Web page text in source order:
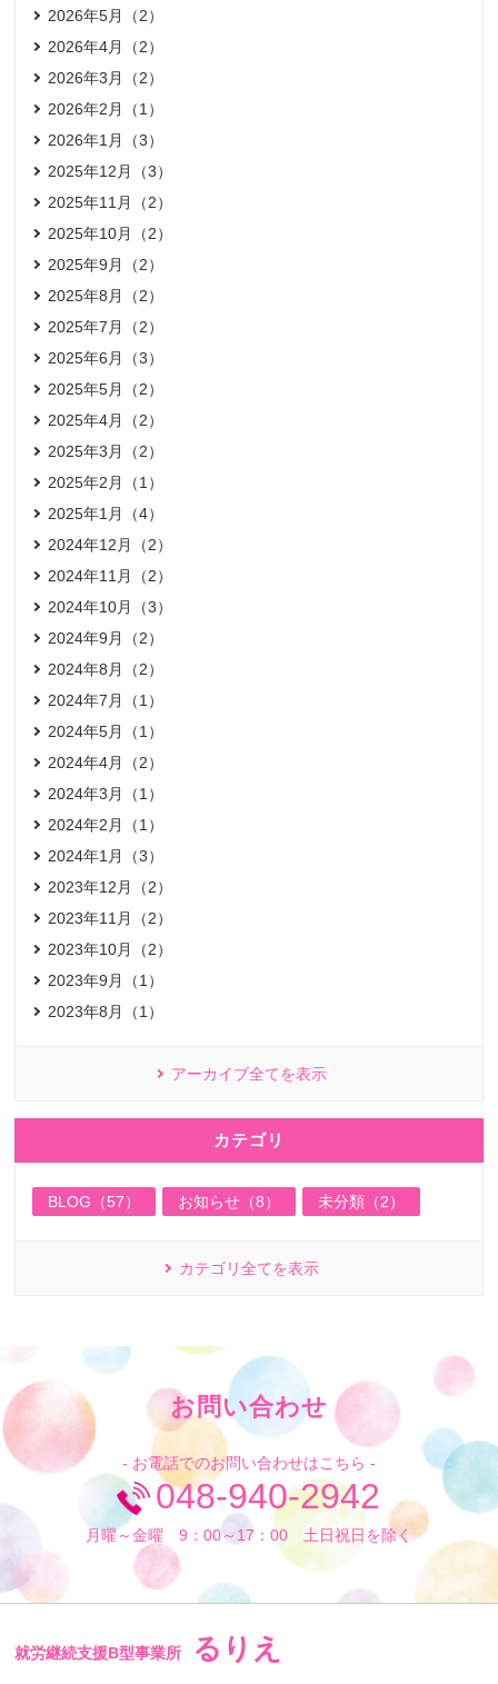
2026年5月（2）
2026年4月（2）
2026年3月（2）
2026年2月（1）
2026年1月（3）
2025年12月（3）
2025年11月（2）
2025年10月（2）
2025年9月（2）
2025年8月（2）
2025年7月（2）
2025年6月（3）
2025年5月（2）
2025年4月（2）
2025年3月（2）
2025年2月（1）
2025年1月（4）
2024年12月（2）
2024年11月（2）
2024年10月（3）
2024年9月（2）
2024年8月（2）
2024年7月（1）
2024年5月（1）
2024年4月（2）
2024年3月（1）
2024年2月（1）
2024年1月（3）
2023年12月（2）
2023年11月（2）
2023年10月（2）
2023年9月（1）
2023年8月（1）
アーカイブ全てを表示
カテゴリ
BLOG（57） お知らせ（8） 未分類（2）
カテゴリ全てを表示
お問い合わせ
- お電話でのお問い合わせはこちら -
048-940-2942
月曜～金曜 9：00～17：00 土日祝日を除く
就労継続支援B型事業所 るりえ